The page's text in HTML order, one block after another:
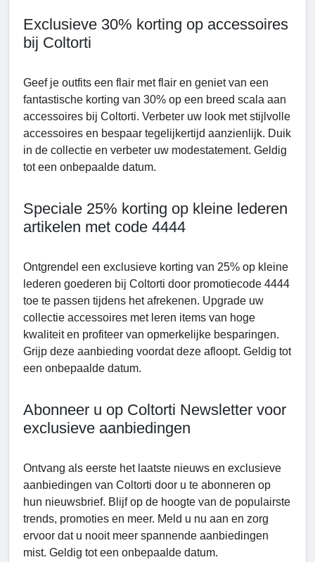
Exclusieve 30% korting op accessoires
bij Coltorti
Geef je outfits een flair met flair en geniet van een
fantastische korting van 30% op een breed scala aan
accessoires bij Coltorti. Verbeter uw look met stijlvolle
accessoires en bespaar tegelijkertijd aanzienlijk. Duik
in de collectie en verbeter uw modestatement. Geldig
tot een onbepaalde datum.
Speciale 25% korting op kleine lederen
artikelen met code 4444
Ontgrendel een exclusieve korting van 25% op kleine
lederen goederen bij Coltorti door promotiecode 4444
toe te passen tijdens het afrekenen. Upgrade uw
collectie accessoires met leren items van hoge
kwaliteit en profiteer van opmerkelijke besparingen.
Grijp deze aanbieding voordat deze afloopt. Geldig tot
een onbepaalde datum.
Abonneer u op Coltorti Nеwslеttеr voor
exclusieve aanbiedingen
Ontvang als eerste het laatste nieuws en exclusieve
aanbiedingen van Coltorti door u te abonneren op
hun nieuwsbrief. Blijf op de hoogte van de populairste
trends, promoties en meer. Meld u nu aan en zorg
ervoor dat u nooit meer spannende aanbiedingen
mist. Geldig tot een onbepaalde datum.